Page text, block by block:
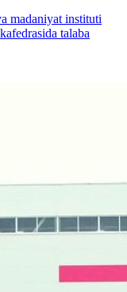
madaniyat instituti
talaba